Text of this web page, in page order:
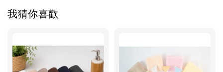
我猜你喜歡